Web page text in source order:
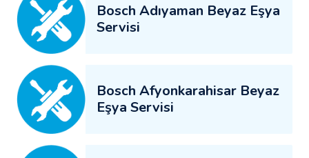
Bosch Adıyaman Beyaz Eşya
Servisi
Bosch Afyonkarahisar Beyaz
Eşya Servisi